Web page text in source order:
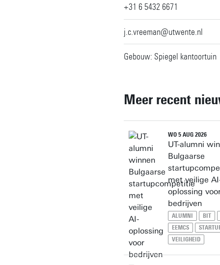
+31 6 5432 6671
j.c.vreeman@utwente.nl
Gebouw: Spiegel kantoortuin
Meer recent
WO 5 AUG 2026
UT-alumni
Bulgaarse
met veilige
oplossing
bedrijven
ALUMNI
BIT
EEMCS
VEILIGHEID